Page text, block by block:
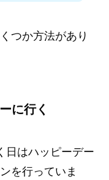
つか方法があり
に行く
日はハッピーデー
を行っていま